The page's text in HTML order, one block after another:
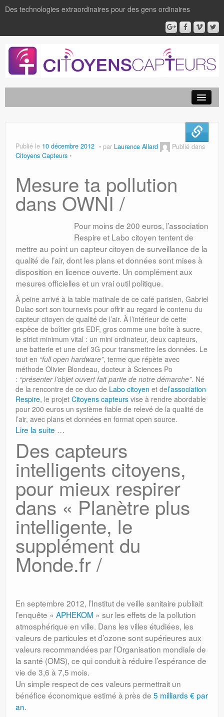
Des technologies extraordinaires pour des gens ordinaires
Publié le 10 décembre 2012 par Laurence Allard
Publié dans
Citoyens Capteurs
Mesure ta pollution
dans OWNI /
Pour moins de 200 euros, l’association
Respire et Labo citoyen tentent de
mettre au point un capteur citoyen de surveillance de la
qualité de l’air, dont les plans et données sont mises à
disposition en licence ouverte. Un complément aux
mesures officielles et un vrai outil politique.
À peine arrivé à la table matinale de ce café parisien, Gabriel
Dulac sort son tournevis pour offrir au regard le contenu du
capteur citoyen de qualité de l’air. À l’intérieur de cette
espèce de boîtier gris EDF, gros comme une boîte à sucre,
le strict minimum vital : un mini ordinateur, deux capteurs,
une batterie et une clef 3G pour transmettre les données. Le
tout en “full open hardware”, terme que répète avec
méthode Olivier Blondeau, docteur à Sciences Po
: “présenter l’objet ouvert fait partie de notre démarche”. Né
de la rencontre de ce duo de Labo citoyen et del’association
Respire, le projet Citoyens capteurs vise à rendre abordable
pour 200 euros un système fiable de relevé de la qualité de
l’air, avec plans et données en format open source.
Lire la suite …
Des capteurs
intelligents citoyens,
pour mieux respirer
dans « Planètre plus
intelligente, le
supplément du
Monde.fr /
En septembre 2012, l’Institut de veille sanitaire publiait
l’enquête « APHEKOM » sur les effets de la pollution
atmosphérique en ville. Dans les villes étudiées, les
valeurs de particules et d’ozone sont supérieures aux
valeurs recommandées par l’Organisation mondiale de
la santé (OMS), ce qui conduit à réduire l’espérance de
vie de 3,6 à 7,5 mois.
Un simple respect de ces valeurs permettrait un
bénéfice économique estimé à près de 5 milliards € par
an.